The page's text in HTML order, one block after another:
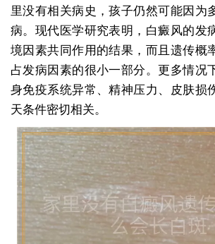
里没有相关病史，孩子仍然可能因为
病。现代医学研究表明，白癜风的发
境因素共同作用的结果，而且遗传概
占发病因素的很小一部分。更多情况
身免疫系统异常、精神压力、皮肤损
天条件密切相关。